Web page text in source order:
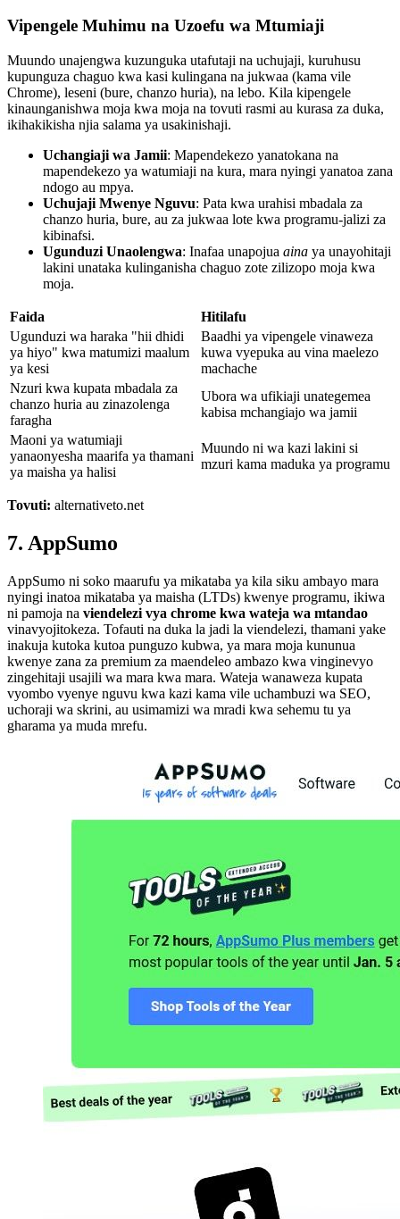
Vipengele Muhimu na Uzoefu wa Mtumiaji
Muundo unajengwa kuzunguka utafutaji na uchujaji, kuruhusu
kupunguza chaguo kwa kasi kulingana na jukwaa (kama vile
Chrome), leseni (bure, chanzo huria), na lebo. Kila kipengele
kinaunganishwa moja kwa moja na tovuti rasmi au kurasa za duka,
ikihakikisha njia salama ya usakinishaji.
Uchangiaji wa Jamii: Mapendekezo yanatokana na
mapendekezo ya watumiaji na kura, mara nyingi yanatoa zana
ndogo au mpya.
Uchujaji Mwenye Nguvu: Pata kwa urahisi mbadala za
chanzo huria, bure, au za jukwaa lote kwa programu-jalizi za
kibinafsi.
Ugunduzi Unaolengwa: Inafaa unapojua aina ya unayohitaji
lakini unataka kulinganisha chaguo zote zilizopo moja kwa
moja.
Faida
Hitilafu
Ugunduzi wa haraka "hii dhidi
ya hiyo" kwa matumizi maalum
ya kesi
Baadhi ya vipengele vinaweza
kuwa vyepuka au vina maelezo
machache
Nzuri kwa kupata mbadala za
chanzo huria au zinazolenga
faragha
Ubora wa ufikiaji unategemea
kabisa mchangiajo wa jamii
Maoni ya watumiaji
yanaonyesha maarifa ya thamani
ya maisha ya halisi
Muundo ni wa kazi lakini si
mzuri kama maduka ya programu
Tovuti: alternativeto.net
7. AppSumo
AppSumo ni soko maarufu ya mikataba ya kila siku ambayo mara
nyingi inatoa mikataba ya maisha (LTDs) kwenye programu, ikiwa
ni pamoja na viendelezi vya chrome kwa wateja wa mtandao
vinavyojitokeza. Tofauti na duka la jadi la viendelezi, thamani yake
inakuja kutoka kutoa punguzo kubwa, ya mara moja kununua
kwenye zana za premium za maendeleo ambazo kwa vinginevyo
zingehitaji usajili wa mara kwa mara. Wateja wanaweza kupata
vyombo vyenye nguvu kwa kazi kama vile uchambuzi wa SEO,
uchoraji wa skrini, au usimamizi wa mradi kwa sehemu tu ya
gharama ya muda mrefu.